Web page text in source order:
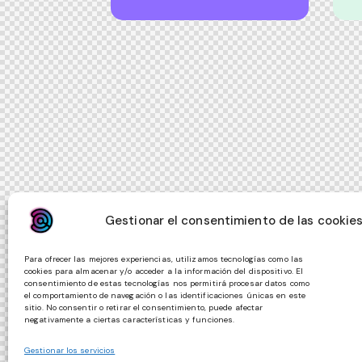
Gestionar el consentimiento de las
Para ofrecer las mejores experiencias, utilizamos tecnologías como las
cookies para almacenar y/o acceder a la información del dispositivo. El
consentimiento de estas tecnologías nos permitirá procesar datos como
el comportamiento de navegación o las identificaciones únicas en este
sitio. No consentir o retirar el consentimiento, puede afectar
negativamente a ciertas características y funciones.
Gestionar los servicios